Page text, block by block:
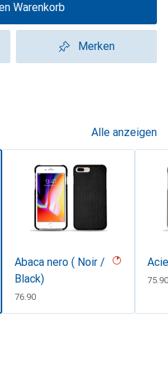
Warenkorb
Merken
Alle anzeigen
Abaca nero ( Noir /
Black)
CHF
76.90
CHF